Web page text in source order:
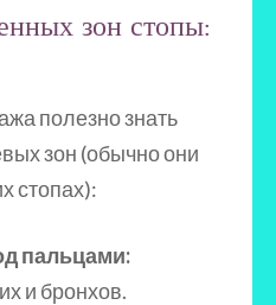
зон стопы:
полезно знать
зон (обычно они
стопах):
пальцами:
и бронхов.